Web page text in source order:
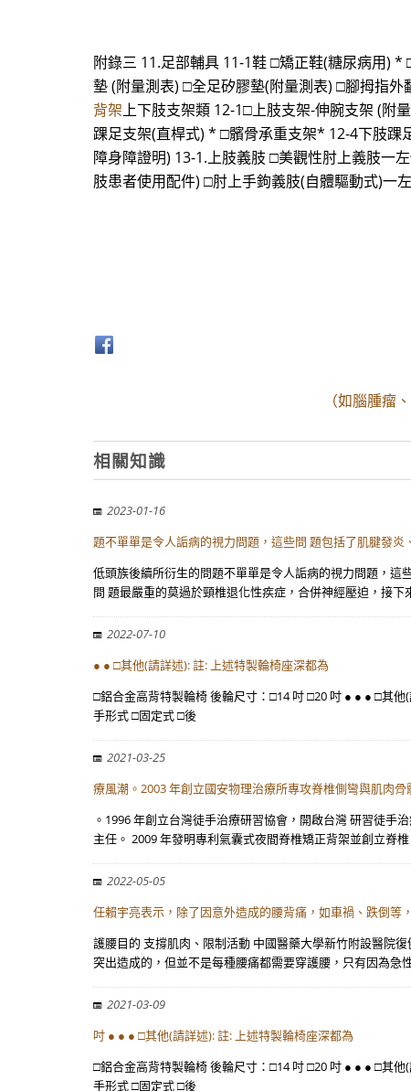
附錄三 11.足部輔具 11-1鞋 □矯正鞋(糖尿病用)
墊 (附量測表) □全足矽膠墊(附量測表) □腳拇指
背架上下肢支架類 12-1□上肢支架-伸腕支架 (附
踝足支架(直桿式) * □髕骨承重支架* 12-4下肢踝
障身障證明) 13-1.上肢義肢 □美觀性肘上義肢一
肢患者使用配件) □肘上手鉤義肢(自體驅動式)一
（如腦腫瘤
相關知識
2023-01-16
題不單單是令人詬病的視力問題，這些問 題包括了肌腱發
低頭族後續所衍生的問題不單單是令人詬病的視力問題，
問 題最嚴重的莫過於頸椎退化性疾症，合併神經壓迫，接下
2022-07-10
● ● □其他(請詳述): 註: 上述特製輪椅座深都為
□鋁合金高背特製輪椅 後輪尺寸：□14 吋 □20 吋 ● ● ● □其
手形式 □固定式 □後
2021-03-25
療風潮。2003 年創立國安物理治療所專攻脊椎側彎與肌肉
。1996 年創立台灣徒手治療研習協會，開啟台灣 研習徒手
主任。 2009 年發明專利氣囊式夜間脊椎矯正背架並創立脊椎
2022-05-05
任賴宇亮表示，除了因意外造成的腰背痛，如車禍、跌倒等
護腰目的 支撐肌肉、限制活動 中國醫藥大學新竹附設醫院
突出造成的，但並不是每種腰痛都需要穿護腰，只有因為急
2021-03-09
吋 ● ● ● □其他(請詳述): 註: 上述特製輪椅座深都為
□鋁合金高背特製輪椅 後輪尺寸：□14 吋 □20 吋 ● ● ● □其
手形式 □固定式 □後